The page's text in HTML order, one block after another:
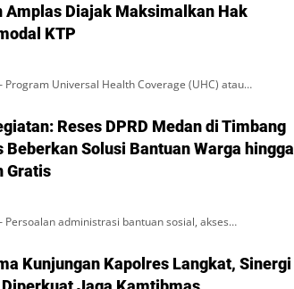
Amplas Diajak Maksimalkan Hak
KTP
Program Universal Health Coverage (UHC) atau…
Reses DPRD Medan di Timbang
Beberkan Solusi Bantuan Warga hingga
Gratis
Persoalan administrasi bantuan sosial, akses…
Kunjungan Kapolres Langkat, Sinergi